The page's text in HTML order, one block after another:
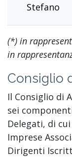
Stefano
(*) in
in
Consiglio
Il Consiglio di
sei
Delegati, di
Imprese
Dirigenti